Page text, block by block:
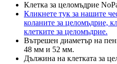
Клетка за целомъдрие
Кликнете тук за нашите
коланите за целомъдрие,
клетките за целомъдрие.
Вътрешен диаметър на
48 мм и 52 мм.
Дължина на клетката за